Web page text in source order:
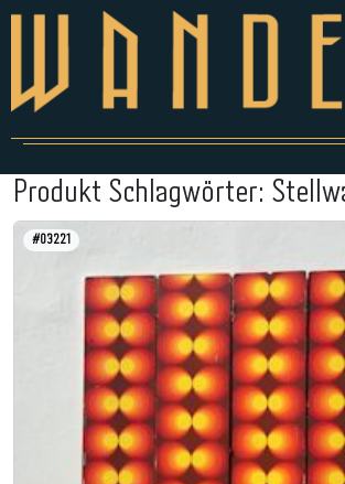
Produkt Schlagwörter:
#03221